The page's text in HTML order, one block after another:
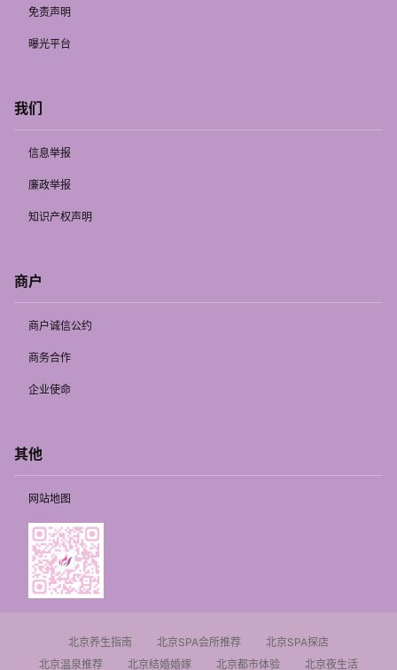
免责声明
曝光平台
我们
信息举报
廉政举报
知识产权声明
商户
商户诚信公约
商务合作
企业使命
其他
网站地图
北京养生指南 北京SPA会所推荐
北京SPA探店
北京温泉推荐
北京结婚婚嫁 北京都市体验 北京夜生活